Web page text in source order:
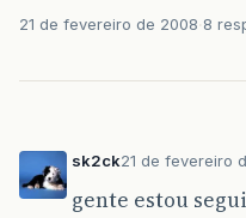
21 de fevereiro de 2008 8
sk2ck21 de fevereiro
gente estou